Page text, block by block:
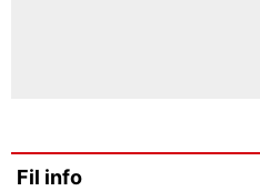
Fil info